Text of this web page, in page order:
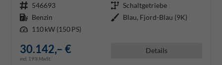
Fahrzeugnr. 546693 Getriebe Schaltgetriebe
Kraftstoff Benzin Außenfarbe Blau, Fjord-Blau (9K)
Leistung 110 kW (150 PS)
30.142,– €
incl. 19% MwSt.
Details